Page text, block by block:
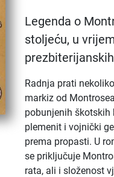
Legenda o
stoljeću, u
Radnja prati
markiz od
pobunjenih škotskih
plemenit i vojnički
prema propasti. U
se priključuje
rata, ali i složenost